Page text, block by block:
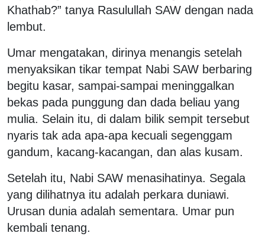
Khathab?” tanya Rasulullah SAW dengan nada
lembut.
Umar mengatakan, dirinya menangis setelah
menyaksikan tikar tempat Nabi SAW berbaring
begitu kasar, sampai-sampai meninggalkan
bekas pada punggung dan dada beliau yang
mulia. Selain itu, di dalam bilik sempit tersebut
nyaris tak ada apa-apa kecuali segenggam
gandum, kacang-kacangan, dan alas kusam.
Setelah itu, Nabi SAW menasihatinya. Segala
yang dilihatnya itu adalah perkara duniawi.
Urusan dunia adalah sementara. Umar pun
kembali tenang.